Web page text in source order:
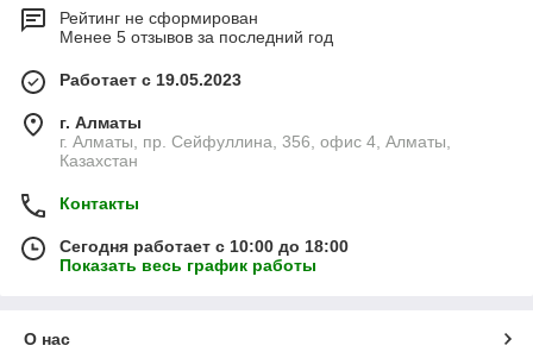
Рейтинг не сформирован
Менее 5 отзывов за последний год
Работает с 19.05.2023
г. Алматы
г. Алматы, пр. Сейфуллина, 356, офис 4, Алматы,
Казахстан
Контакты
Сегодня работает с 10:00 до 18:00
Показать весь график работы
О нас